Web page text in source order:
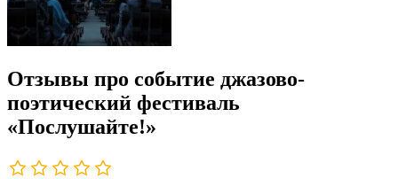
Отзывы про событие джазово-
поэтический фестиваль
«Послушайте!»